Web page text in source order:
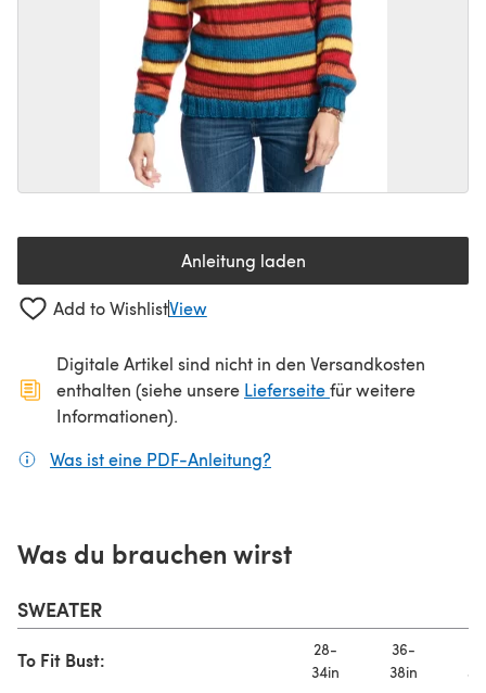
Anleitung laden(öffnet sich in einem neuen
Add to WishlistView
Digitale Artikel sind nicht in den Versandkosten
enthalten (siehe unsere Lieferseite(öffnet sich in
für weitere
Informationen).
Was ist eine PDF-Anleitung?
Was du brauchen wirst
SWEATER
To Fit Bust:
28-
34in
36-
38in